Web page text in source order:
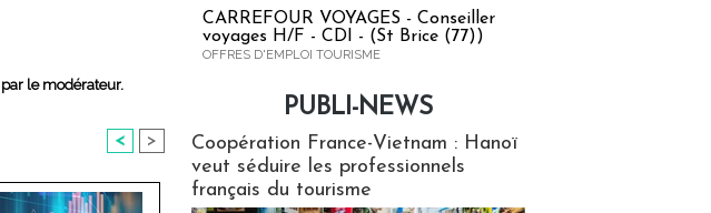
le modérateur.
< >
CARREFOUR VOYAGES - Conseiller
voyages H/F - CDI - (St Brice (77))
OFFRES D'EMPLOI TOURISME
PUBLI-NEWS
Coopération France-Vietnam : Hanoï
veut séduire les professionnels
français du tourisme